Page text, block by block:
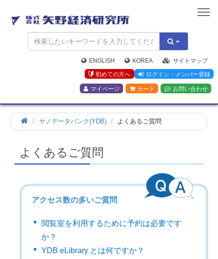
矢
野
経
済
研
究
所
ENGLISH KOREA
サイトマップ
初めての方へ
ログイン・メンバー登録
マイページ カート お問い合わせ
ヤノデータバンク(YDB) よくあるご質問
よくあるご質問
アクセス数の多いご質問
閲覧室を利用するために予約は必要です
か？
YDB eLibrary とは何ですか？